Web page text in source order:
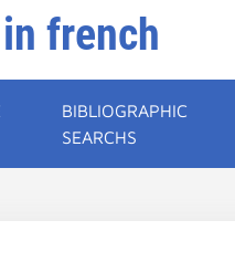
french
BIBLIOGRAPHIC
SEARCHS